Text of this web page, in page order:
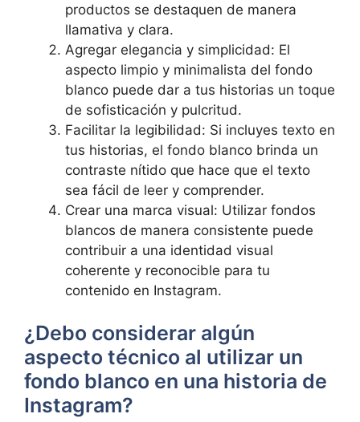
productos se destaquen⁢ de manera
llamativa y clara.
Agregar⁤ elegancia ​y simplicidad: El
aspecto limpio y minimalista⁤ del fondo
blanco puede dar a tus historias ‌un ⁤toque
de sofisticación⁢ y pulcritud.
Facilitar la legibilidad: Si incluyes texto en
​tus historias, ⁤el ​fondo blanco brinda un
contraste nítido que hace que el texto
sea fácil​ de leer y comprender.
Crear una ‍marca visual: Utilizar fondos
⁤blancos de manera⁣ consistente puede
contribuir a una​ identidad ‍visual‍
coherente y reconocible para⁤ tu
contenido en Instagram.
¿Debo considerar algún
aspecto técnico al utilizar un
⁣fondo ⁤blanco en ‍una historia ​de
Instagram?